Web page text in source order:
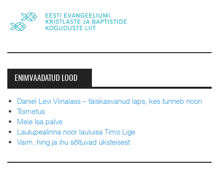
ENIMVAADATUD LOOD
Daniel Levi Viinalass – täiskasvanud laps, kes tunneb noori
Toimetus
Laulupealinna noor lauluisa Timo Lige